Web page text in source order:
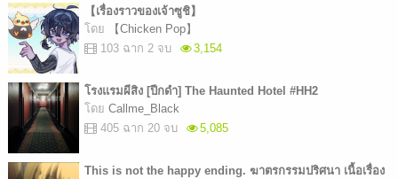
【เรื่องราวของเจ้าซูชิ】
โดย
【Chicken Pop】
103 ฉาก 2 จบ
3,154
โรงแรมผีสิง [ปีกดำ] The Haunted Hotel #HH2
โดย Callme_Black
405 ฉาก 20 จบ
5,085
This is not the happy ending. ฆาตรกรรมปริศนา เนื้อเรื่อง